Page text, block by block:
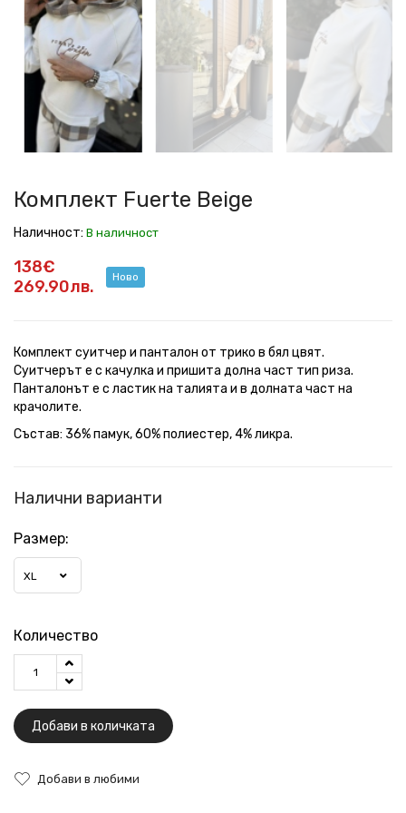
Fuerte
Beige
Fuerte
Beige
Fuerte
Beige
Fuerte
Beige
Fuerte
Beige
Fuerte
Beige
Fuerte
Beige
Fuerte
Beige
Комплект Fuerte Beige
Наличност: В наличност
138€
269.90лв.
Ново
Комплект суитчер и панталон от трико в бял цвят.
Суитчерът е с качулка и пришита долна част тип риза.
Панталонът е с ластик на талията и в долната част на
крачолите.
Състав: 36% памук, 60% полиестер, 4% ликра.
Налични варианти
Размер:
XL
Количество
Добави в количката
Добави в любими